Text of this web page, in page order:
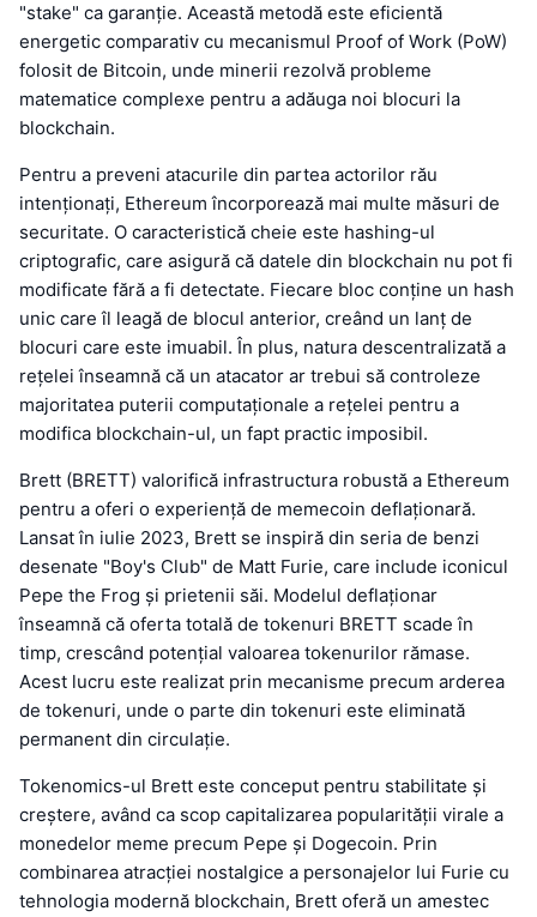
"stake" ca garanție. Această metodă este eficientă
energetic comparativ cu mecanismul Proof of Work (PoW)
folosit de Bitcoin, unde minerii rezolvă probleme
matematice complexe pentru a adăuga noi blocuri la
blockchain.
Pentru a preveni atacurile din partea actorilor rău
intenționați, Ethereum încorporează mai multe măsuri de
securitate. O caracteristică cheie este hashing-ul
criptografic, care asigură că datele din blockchain nu pot fi
modificate fără a fi detectate. Fiecare bloc conține un hash
unic care îl leagă de blocul anterior, creând un lanț de
blocuri care este imuabil. În plus, natura descentralizată a
rețelei înseamnă că un atacator ar trebui să controleze
majoritatea puterii computaționale a rețelei pentru a
modifica blockchain-ul, un fapt practic imposibil.
Brett (BRETT) valorifică infrastructura robustă a Ethereum
pentru a oferi o experiență de memecoin deflaționară.
Lansat în iulie 2023, Brett se inspiră din seria de benzi
desenate "Boy's Club" de Matt Furie, care include iconicul
Pepe the Frog și prietenii săi. Modelul deflaționar
înseamnă că oferta totală de tokenuri BRETT scade în
timp, crescând potențial valoarea tokenurilor rămase.
Acest lucru este realizat prin mecanisme precum arderea
de tokenuri, unde o parte din tokenuri este eliminată
permanent din circulație.
Tokenomics-ul Brett este conceput pentru stabilitate și
creștere, având ca scop capitalizarea popularității virale a
monedelor meme precum Pepe și Dogecoin. Prin
combinarea atracției nostalgice a personajelor lui Furie cu
tehnologia modernă blockchain, Brett oferă un amestec